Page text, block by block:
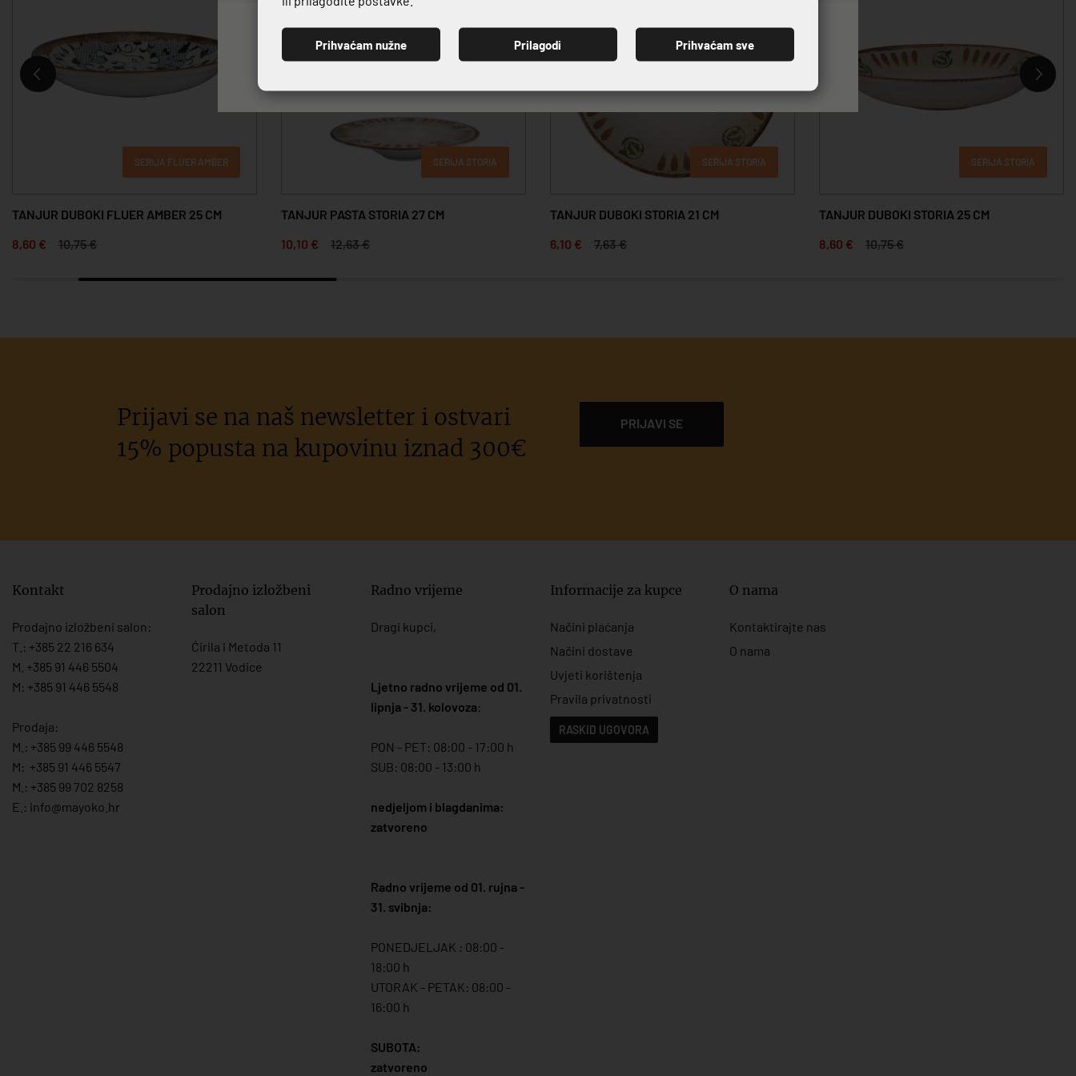
SERIJA FLUER AMBER
TANJUR DUBOKI FLUER AMBER 25 CM
8,60 €
10,75 €
SERIJA STORIA
TANJUR PASTA STORIA 27 CM
10,10 €
12,63 €
SERIJA STORIA
TANJUR DUBOKI STORIA 21 CM
6,10 €
7,63 €
SERIJA STORIA
TANJUR DUBOKI STORIA 25 CM
8,60 €
10,75 €
Prijavi se na naš newsletter i ostvari
15% popusta na kupovinu iznad 300€
PRIJAVI SE
Kontakt
Prodajno izložbeni salon:
T.: +385 22 216 634
M. +385 91 446 5504
M: +385 91 446 5548
Prodaja:
M.: +385 99 446 5548
M: +385 91 446 5547
M.: +385 99 702 8258
E.: info@mayoko. hr
Prodajno izložbeni
salon
Ćirila i Metoda 11
22211 Vodice
Radno vrijeme
Dragi kupci,
Ljetno radno vrijeme od 01.
lipnja - 31. kolovoza:
PON - PET: 08:00 - 17:00 h
SUB: 08:00 - 13:00 h
nedjeljom i blagdanima:
zatvoreno
Radno vrijeme od 01. rujna -
31. svibnja:
PONEDJELJAK : 08:00 -
18:00 h
UTORAK - PETAK: 08:00 -
16:00 h
SUBOTA:
zatvoreno
Informacije za kupce
Načini plaćanja
Načini dostave
Uvjeti korištenja
Pravila privatnosti
RASKID UGOVORA
O nama
Kontaktirajte nas
O nama
PRIJAVI SE
Prihvaćam nužne Prilagodi Prihvaćam sve